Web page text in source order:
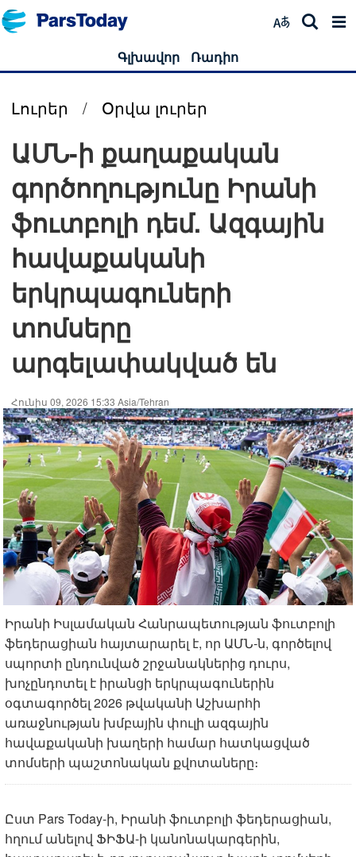
Գլխավոր Ռադիո
Լուրեր / Օրվա լուրեր
ԱՄՆ-ի քաղաքական
գործողությունը Իրանի
ֆուտբոլի դեմ. Ազգային
հավաքականի
երկրպագուների
տոմսերը
արգելափակված են
Հունիս 09, 2026 15:33 Asia/Tehran
Իրանի Իսլամական Հանրապետության ֆուտբոլի
ֆեդերացիան հայտարարել է, որ ԱՄՆ-ն, գործելով
սպորտի ընդունված շրջանակներից դուրս,
խոչընդոտել է իրանցի երկրպագուներին
օգտագործել 2026 թվականի Աշխարհի
առաջնության խմբային փուլի ազգային
հավաքականի խաղերի համար հատկացված
տոմսերի պաշտոնական քվոտաները։
Ըստ Pars Today-ի, Իրանի ֆուտբոլի ֆեդերացիան,
հղում անելով ՖԻՖԱ-ի կանոնակարգերին,